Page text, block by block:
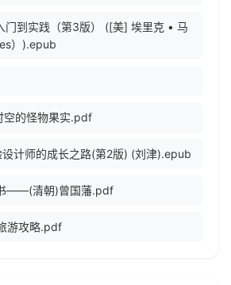
门到实践（第3版） ([美] 埃里克 • 马
）).epub
空的怪物果实.pdf
计师的成长之路(第2版) (刘津).epub
——(清朝)曾国藩.pdf
游攻略.pdf